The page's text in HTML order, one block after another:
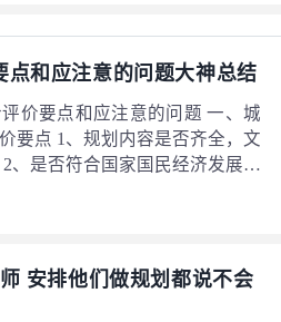
点和应注意的问题大神总结
价要点和应注意的问题 一、城
要点 1、规划内容是否齐全，文
、是否符合国家国民经济发展计
学，是否符合国情、省情、市
间布局是否合适。
安排他们做规划都说不会